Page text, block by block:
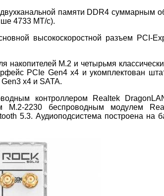
памяти DDR4 суммарным
4733 МТ/с).
высокоскоростной разъем PCI-
накопителей M.2 и четырьмя
PCIe Gen4 x4 и укомплектован
x4 и SATA.
контроллером Realtek
2230 беспроводным модулем
5.3. Аудиоподсистема построена на